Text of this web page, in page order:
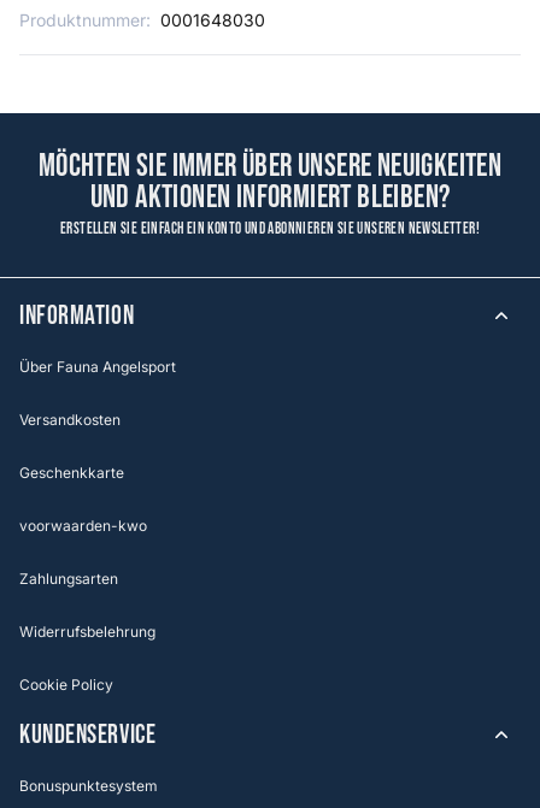
Produktnummer: 0001648030
Möchten Sie immer über unsere Neuigkeiten
und Aktionen informiert bleiben?
Erstellen Sie einfach ein Konto und abonnieren Sie unseren Newsletter!
Information
Über Fauna Angelsport
Versandkosten
Geschenkkarte
voorwaarden-kwo
Zahlungsarten
Widerrufsbelehrung
Cookie Policy
KUNDENSERVICE
Bonuspunktesystem